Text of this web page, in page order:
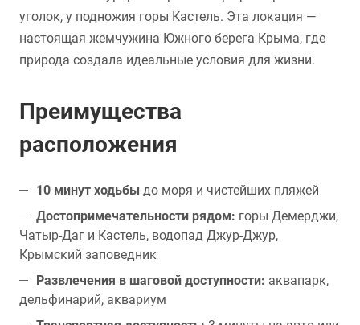
уголок, у подножия горы Кастель. Эта локация —
настоящая жемчужина Южного берега Крыма, где
природа создала идеальные условия для жизни.
Преимущества
расположения
10 минут ходьбы до моря и чистейших пляжей
Достопримечательности рядом: горы Демерджи,
Чатыр-Даг и Кастель, водопад Джур-Джур,
Крымский заповедник
Развлечения в шаговой доступности: аквапарк,
дельфинарий, аквариум